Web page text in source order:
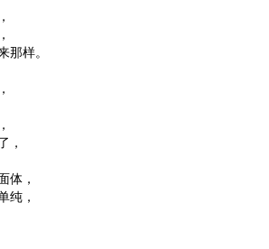
那样。
，
体，
纯，